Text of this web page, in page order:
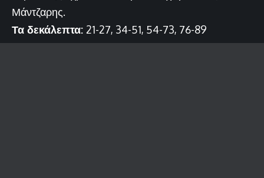
Μάντζαρης.
Τα δεκάλεπτα: 21-27, 34-51, 54-73, 76-89